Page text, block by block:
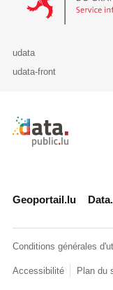
udata
udata-front
Retour à l'accueil
Geoportail.lu
Conditions générales
Accessibilité Plan du